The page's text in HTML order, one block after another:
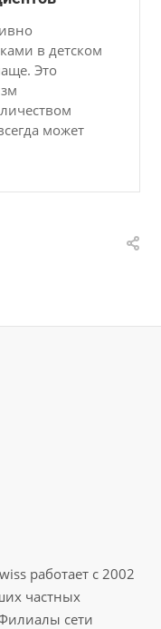
в детском
Это
может
работает с 2002
частных
сети